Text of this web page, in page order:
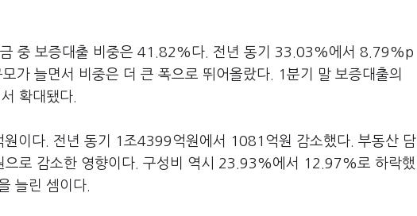
금 중 보증대출 비중은 41.82%다. 전년 동기 33.03%에서 8.79%p
가 늘면서 비중은 더 큰 폭으로 뛰어올랐다. 1분기 말 보증대출의
확대됐다.
이다. 전년 동기 1조4399억원에서 1081억원 감소했다. 부동산 담
로 감소한 영향이다. 구성비 역시 23.93%에서 12.97%로 하락했
늘린 셈이다.